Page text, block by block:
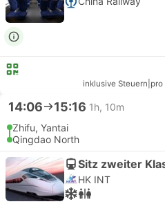
inklusive Steuern pro
14:06 15:16 1h, 10m
Zhifu, Yantai
Qingdao North
Sitz zweiter
HK INT